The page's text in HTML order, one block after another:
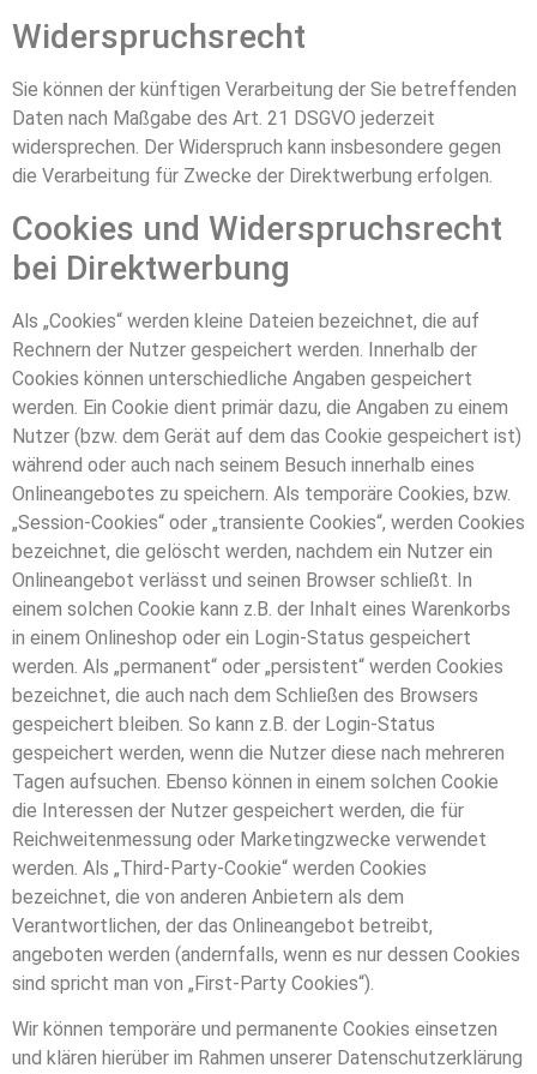
Widerspruchsrecht
Sie können der künftigen Verarbeitung der Sie betreffenden
Daten nach Maßgabe des Art. 21 DSGVO jederzeit
widersprechen. Der Widerspruch kann insbesondere gegen
die Verarbeitung für Zwecke der Direktwerbung erfolgen.
Cookies und Widerspruchsrecht
bei Direktwerbung
Als „Cookies“ werden kleine Dateien bezeichnet, die auf
Rechnern der Nutzer gespeichert werden. Innerhalb der
Cookies können unterschiedliche Angaben gespeichert
werden. Ein Cookie dient primär dazu, die Angaben zu einem
Nutzer (bzw. dem Gerät auf dem das Cookie gespeichert ist)
während oder auch nach seinem Besuch innerhalb eines
Onlineangebotes zu speichern. Als temporäre Cookies, bzw.
„Session-Cookies“ oder „transiente Cookies“, werden Cookies
bezeichnet, die gelöscht werden, nachdem ein Nutzer ein
Onlineangebot verlässt und seinen Browser schließt. In
einem solchen Cookie kann z.B. der Inhalt eines Warenkorbs
in einem Onlineshop oder ein Login-Status gespeichert
werden. Als „permanent“ oder „persistent“ werden Cookies
bezeichnet, die auch nach dem Schließen des Browsers
gespeichert bleiben. So kann z.B. der Login-Status
gespeichert werden, wenn die Nutzer diese nach mehreren
Tagen aufsuchen. Ebenso können in einem solchen Cookie
die Interessen der Nutzer gespeichert werden, die für
Reichweitenmessung oder Marketingzwecke verwendet
werden. Als „Third-Party-Cookie“ werden Cookies
bezeichnet, die von anderen Anbietern als dem
Verantwortlichen, der das Onlineangebot betreibt,
angeboten werden (andernfalls, wenn es nur dessen Cookies
sind spricht man von „First-Party Cookies“).
Wir können temporäre und permanente Cookies einsetzen
und klären hierüber im Rahmen unserer Datenschutzerklärung